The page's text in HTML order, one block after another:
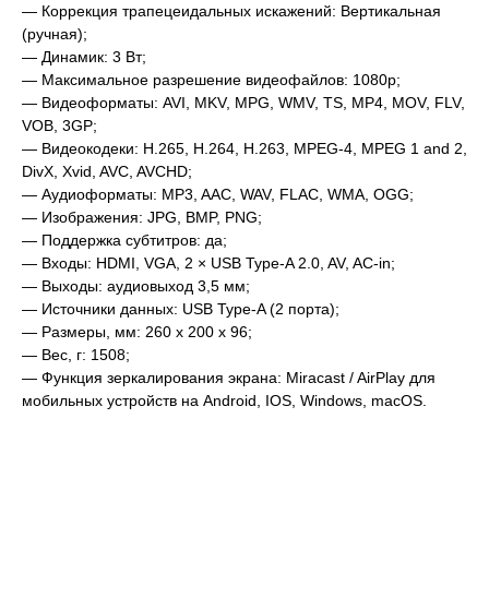
— Коррекция трапецеидальных искажений: Вертикальная
(ручная);
— Динамик: 3 Вт;
— Максимальное разрешение видеофайлов: 1080p;
— Видеоформаты: AVI, MKV, MPG, WMV, TS, MP4, MOV, FLV,
VOB, 3GP;
— Видеокодеки: H.265, H.264, H.263, MPEG-4, MPEG 1 and 2,
DivX, Xvid, AVC, AVCHD;
— Аудиоформаты: MP3, AAC, WAV, FLAC, WMA, OGG;
— Изображения: JPG, BMP, PNG;
— Поддержка субтитров: да;
— Входы: HDMI, VGA, 2 × USB Type-A 2.0, AV, AC-in;
— Выходы: аудиовыход 3,5 мм;
— Источники данных: USB Type-A (2 порта);
— Размеры, мм: 260 x 200 x 96;
— Вес, г: 1508;
— Функция зеркалирования экрана: Miracast / AirPlay для
мобильных устройств на Android, IOS, Windows, macOS.